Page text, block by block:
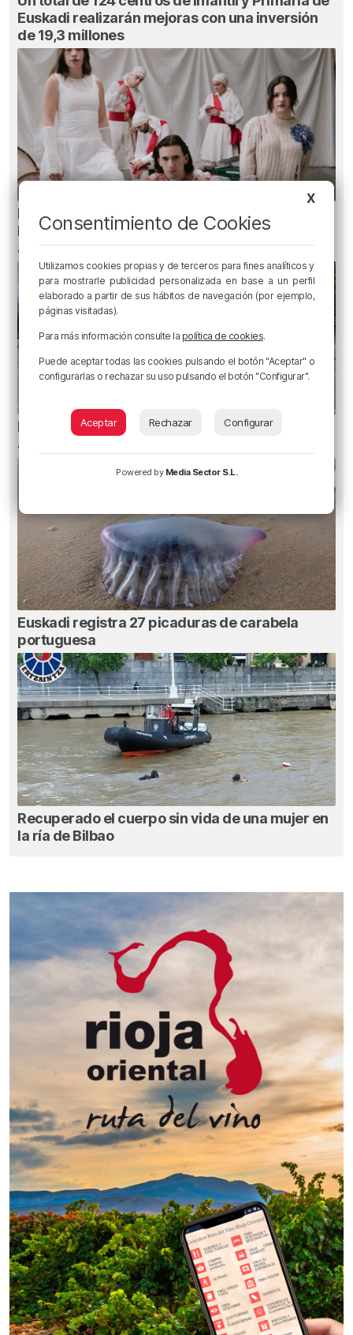
Euskadi realizarán mejoras con una inversión
de 19,3 millones
Planes para este fin de semana en Bilbao,
Bizkaia y alrededores: del 30 de julio al 2 de
agosto
Planes para esta semana en Bilbao, Bizkaia y
alrededores: del 4 al 10 de agosto
Euskadi registra 27 picaduras de carabela
portuguesa
Recuperado el cuerpo sin vida de una mujer en
la ría de Bilbao
X
Consentimiento de Cookies
Utilizamos cookies propias y de terceros para fines analíticos y
para mostrarle publicidad personalizada en base a un perfil
elaborado a partir de sus hábitos de navegación (por ejemplo,
páginas visitadas).
Para más información consulte la política de cookies.
Puede aceptar todas las cookies pulsando el botón "Aceptar" o
configurarlas o rechazar su uso pulsando el botón "Configurar".
Aceptar Rechazar Configurar
Powered by Media Sector S.L.